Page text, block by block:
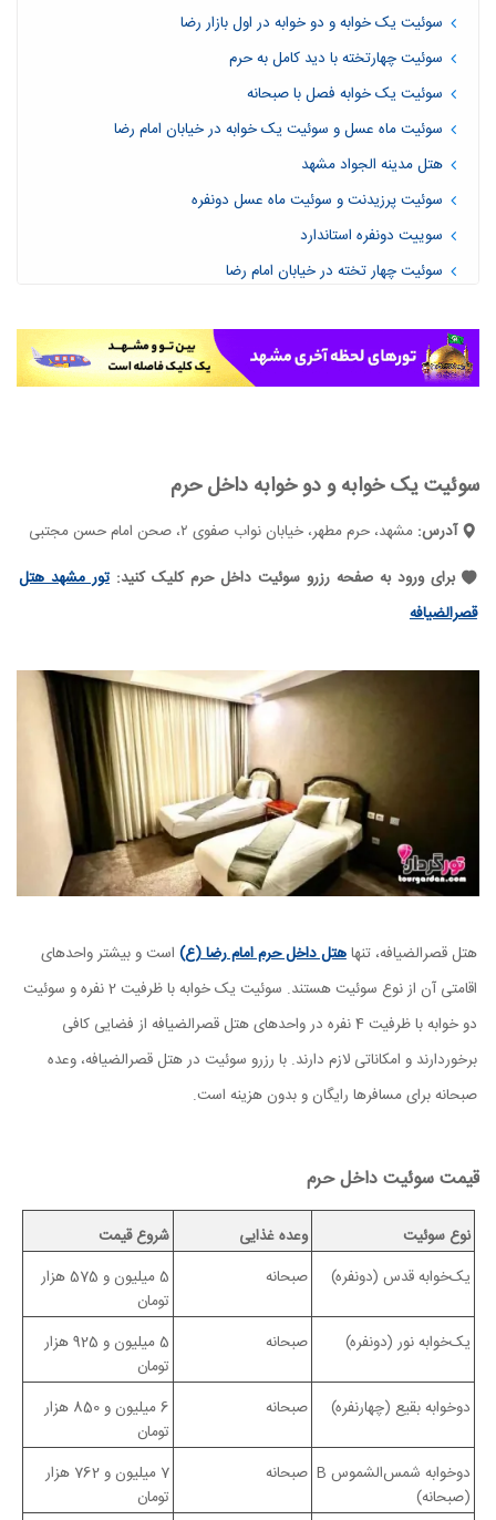
سوئیت یک خوابه و دو خوابه در اول بازار رضا
سوئیت چهارتخته با دید کامل به حرم
سوئیت یک خوابه فصل با صبحانه
سوئیت ماه عسل و سوئیت یک خوابه در خیابان امام رضا
هتل مدینه الجواد مشهد
سوئیت پرزیدنت و سوئیت ماه عسل دونفره
سوییت دونفره استاندارد
سوئیت چهار تخته در خیابان امام رضا
سوئیت رویال دو نفره با صبحانه
سوئیت لوکس یک خوابه دونفره
سوئیت یک خوابه و دو خوابه داخل حرم
آدرس: مشهد، حرم مطهر، خیابان نواب صفوی ۲، صحن امام حسن مجتبی
برای ورود به صفحه رزرو سوئیت داخل حرم کلیک کنید: تور مشهد هتل
قصرالضیافه
هتل قصرالضیافه، تنهاهتل داخل حرم امام رضا (ع) است و بیشتر واحدهای
اقامتی آن از نوع سوئیت هستند. سوئیت یک خوابه با ظرفیت 2 نفره و سوئیت
دو خوابه با ظرفیت 4 نفره در واحدهای هتل قصرالضیافه از فضایی کافی
برخوردارند و امکاناتی لازم دارند. با رزرو سوئیت در هتل قصرالضیافه، وعده
صبحانه برای مسافرها رایگان و بدون هزینه است.
قیمت سوئیت داخل حرم
نوع سوئیت وعده غذایی
شروع قیمت
یک‌خوابه قدس (دونفره)
صبحانه
5 میلیون و 575 هزار
تومان
یک‌خوابه نور (دونفره)
صبحانه
5 میلیون و 925 هزار
تومان
دوخوابه بقیع (چهارنفره)
صبحانه
6 میلیون و 850 هزار
تومان
دوخوابه شمس‌الشموس B
(صبحانه)
صبحانه
7 میلیون و 762 هزار
تومان